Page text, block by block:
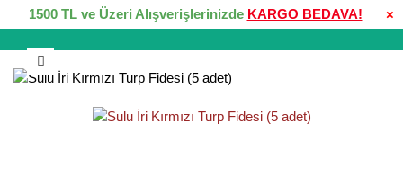
×
1500 TL ve Üzeri Alışverişlerinizde KARGO BEDAVA!